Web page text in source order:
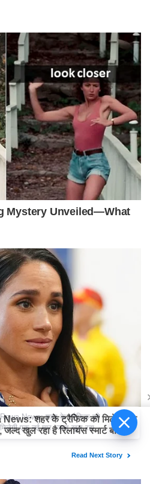
Rewa News: शहर के ट्रैफिक को
मिलेगी एक नई मार, जल्द खुल रहा है
रिलायंस स्मार्ट बाजार